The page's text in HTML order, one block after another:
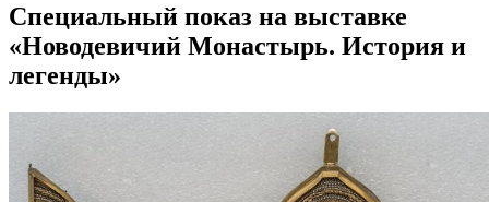
Специальный показ на выставке
«Новодевичий Монастырь. История и
легенды»